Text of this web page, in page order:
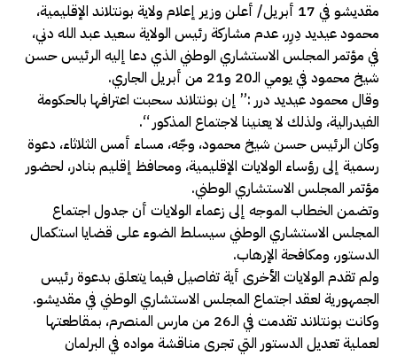
مقديشو في 17 أبريل/ أعلن وزير إعلام ولاية بونتلاند الإقليمية،
محمود عيديد دِرِر، عدم مشاركة رئيس الولاية سعيد عبد الله دني،
في مؤتمر المجلس الاستشاري الوطني الذي دعا إليه الرئيس حسن
شيخ محمود في يومي الـ20 و21 من أبريل الجاري.
وقال محمود عيديد درر :” إن بونتلاند سحبت اعترافها بالحكومة
الفيدرالية، ولذلك لا يعنينا لاجتماع المذكور “.
وكان الرئيس حسن شيخ محمود، وجّه، مساء أمس الثلاثاء، دعوة
رسمية إلى رؤساء الولايات الإقليمية، ومحافظ إقليم بنادر، لحضور
مؤتمر المجلس الاستشاري الوطني.
وتضمن الخطاب الموجه إلى زعماء الولايات أن جدول اجتماع
المجلس الاستشاري الوطني سيسلط الضوء على قضايا استكمال
الدستور، ومكافحة الإرهاب.
ولم تقدم الولايات الأخرى أية تفاصيل فيما يتعلق بدعوة رئيس
الجمهورية لعقد اجتماع المجلس الاستشاري الوطني في مقديشو.
وكانت بونتلاند تقدمت في الـ26 من مارس المنصرم، بمقاطعتها
لعملية تعديل الدستور التي تجرى مناقشة مواده في البرلمان